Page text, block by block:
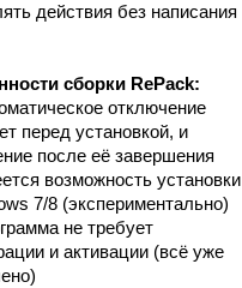
действия без написания
сборки RePack:
отключение
перед установкой, и
после её завершения
возможность установки
7/8 (экспериментально)
не требует
и активации (всё уже